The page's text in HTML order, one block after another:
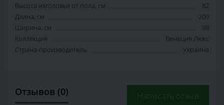
Высота изголовья от пола, см
82
Длина, см
209
Ширина, см
98
Коллекция
Венеция Люкс
Страна-производитель
Украина
Отзывов (0) Написать отзыв